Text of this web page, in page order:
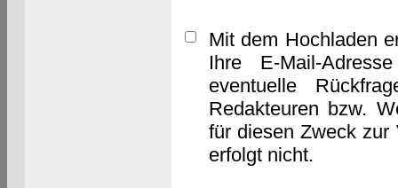
Mit dem Hochladen
Ihre E-Mail-
eventuelle
Redakteuren bzw.
für diesen Zweck zur
erfolgt nicht.